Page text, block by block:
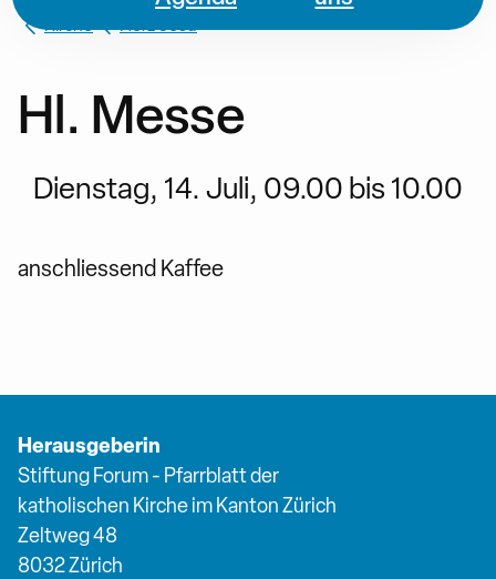
Kirche Herz Jesu
Hl. Messe
Dienstag, 14. Juli, 09.00 bis 10.00
anschliessend Kaffee
Herausgeberin
Stiftung Forum - Pfarrblatt der
katholischen Kirche im Kanton Zürich
Zeltweg 48
8032 Zürich